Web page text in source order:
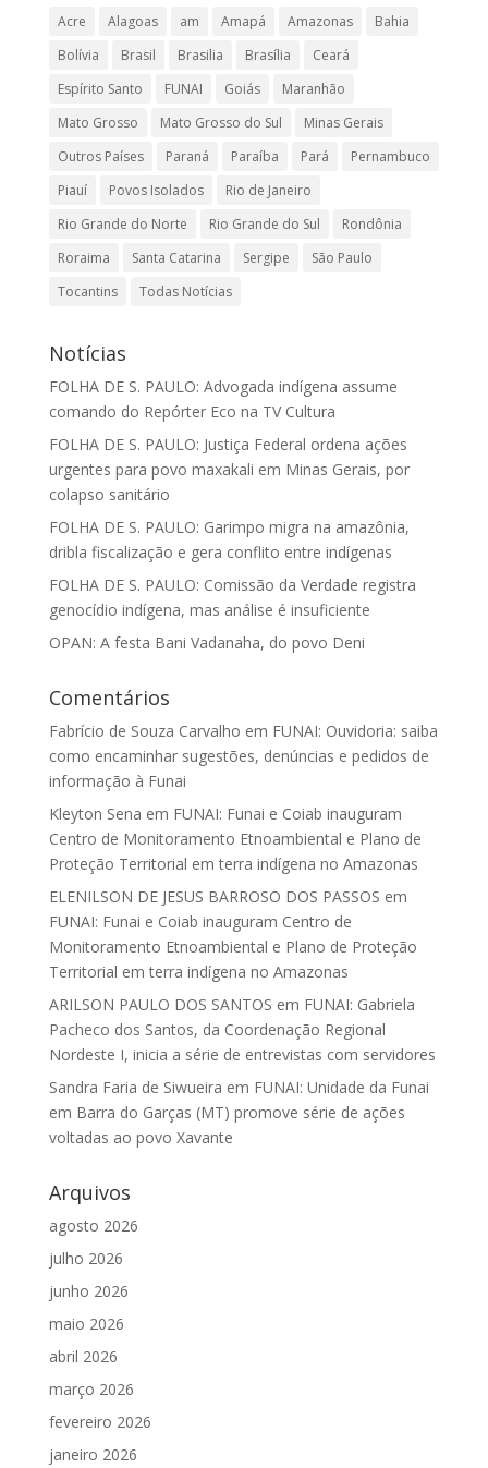
Acre Alagoas am Amapá Amazonas
Bahia
Bolívia
Brasil Brasilia Brasília
Ceará
Espírito Santo
FUNAI Goiás
Maranhão
Mato Grosso
Mato Grosso do Sul
Minas Gerais
Outros Países
Paraná Paraíba Pará
Pernambuco
Piauí
Povos Isolados
Rio de Janeiro
Rio Grande do Norte
Rio Grande do Sul
Rondônia
Roraima
Santa Catarina Sergipe
São Paulo
Tocantins
Todas Notícias
Notícias
FOLHA DE S. PAULO: Advogada indígena assume
comando do Repórter Eco na TV Cultura
FOLHA DE S. PAULO: Justiça Federal ordena ações
urgentes para povo maxakali em Minas Gerais, por
colapso sanitário
FOLHA DE S. PAULO: Garimpo migra na amazônia,
dribla fiscalização e gera conflito entre indígenas
FOLHA DE S. PAULO: Comissão da Verdade registra
genocídio indígena, mas análise é insuficiente
OPAN: A festa Bani Vadanaha, do povo Deni
Comentários
Fabrício de Souza Carvalho em FUNAI: Ouvidoria: saiba
como encaminhar sugestões, denúncias e pedidos de
informação à Funai
Kleyton Sena em FUNAI: Funai e Coiab inauguram
Centro de Monitoramento Etnoambiental e Plano de
Proteção Territorial em terra indígena no Amazonas
ELENILSON DE JESUS BARROSO DOS PASSOS em
FUNAI: Funai e Coiab inauguram Centro de
Monitoramento Etnoambiental e Plano de Proteção
Territorial em terra indígena no Amazonas
ARILSON PAULO DOS SANTOS em FUNAI: Gabriela
Pacheco dos Santos, da Coordenação Regional
Nordeste I, inicia a série de entrevistas com servidores
Sandra Faria de Siwueira em FUNAI: Unidade da Funai
em Barra do Garças (MT) promove série de ações
voltadas ao povo Xavante
Arquivos
agosto 2026
julho 2026
junho 2026
maio 2026
abril 2026
março 2026
fevereiro 2026
janeiro 2026